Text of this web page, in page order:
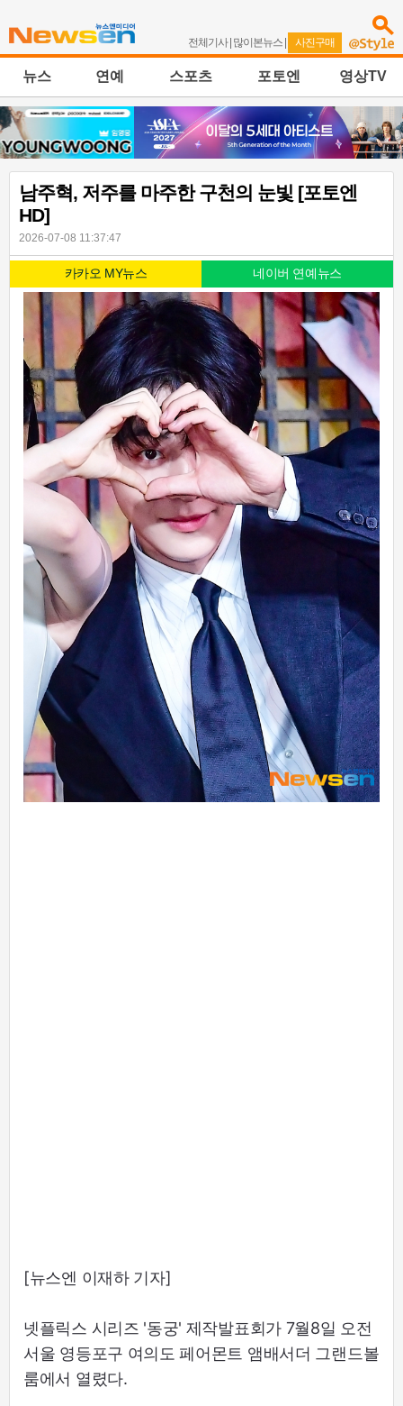
전체기사| 많이본뉴스 | 사진구매
뉴스 연예 스포츠 포토엔 영상TV
남주혁, 저주를 마주한 구천의 눈빛 [포토엔
HD]
2026-07-08 11:37:47
카카오 MY뉴스 네이버 연예뉴스
[뉴스엔 이재하 기자]
넷플릭스 시리즈 '동궁' 제작발표회가 7월8일 오전
서울 영등포구 여의도 페어몬트 앰배서더 그랜드볼
룸에서 열렸다.